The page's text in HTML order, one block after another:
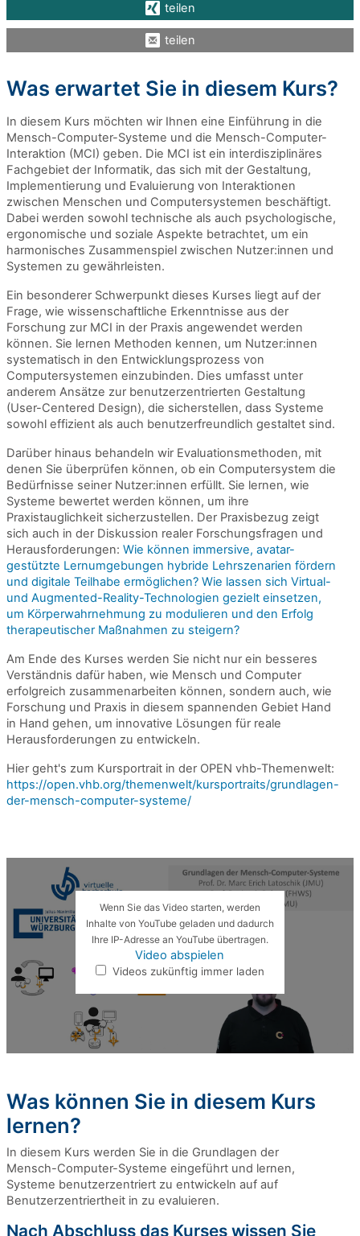
teilen
teilen
Was erwartet Sie in diesem Kurs?
In diesem Kurs möchten wir Ihnen eine Einführung in die
Mensch-Computer-Systeme und die Mensch-Computer-
Interaktion (MCI) geben. Die MCI ist ein interdisziplinäres
Fachgebiet der Informatik, das sich mit der Gestaltung,
Implementierung und Evaluierung von Interaktionen
zwischen Menschen und Computersystemen beschäftigt.
Dabei werden sowohl technische als auch psychologische,
ergonomische und soziale Aspekte betrachtet, um ein
harmonisches Zusammenspiel zwischen Nutzer:innen und
Systemen zu gewährleisten.
Ein besonderer Schwerpunkt dieses Kurses liegt auf der
Frage, wie wissenschaftliche Erkenntnisse aus der
Forschung zur MCI in der Praxis angewendet werden
können. Sie lernen Methoden kennen, um Nutzer:innen
systematisch in den Entwicklungsprozess von
Computersystemen einzubinden. Dies umfasst unter
anderem Ansätze zur benutzerzentrierten Gestaltung
(User-Centered Design), die sicherstellen, dass Systeme
sowohl effizient als auch benutzerfreundlich gestaltet sind.
Darüber hinaus behandeln wir Evaluationsmethoden, mit
denen Sie überprüfen können, ob ein Computersystem die
Bedürfnisse seiner Nutzer:innen erfüllt. Sie lernen, wie
Systeme bewertet werden können, um ihre
Praxistauglichkeit sicherzustellen. Der Praxisbezug zeigt
sich auch in der Diskussion realer Forschungsfragen und
Herausforderungen: Wie können immersive, avatar-
gestützte Lernumgebungen hybride Lehrszenarien fördern
und digitale Teilhabe ermöglichen? Wie lassen sich Virtual-
und Augmented-Reality-Technologien gezielt einsetzen,
um Körperwahrnehmung zu modulieren und den Erfolg
therapeutischer Maßnahmen zu steigern?
Am Ende des Kurses werden Sie nicht nur ein besseres
Verständnis dafür haben, wie Mensch und Computer
erfolgreich zusammenarbeiten können, sondern auch, wie
Forschung und Praxis in diesem spannenden Gebiet Hand
in Hand gehen, um innovative Lösungen für reale
Herausforderungen zu entwickeln.
Hier geht's zum Kursportrait in der OPEN vhb-Themenwelt:
https://open.vhb.org/themenwelt/kursportraits/grundlagen-
der-mensch-computer-systeme/
Wenn Sie das Video starten, werden
Inhalte von YouTube geladen und dadurch
Ihre IP-Adresse an YouTube übertragen.
Video abspielen
Videos zukünftig immer laden
Was können Sie in diesem Kurs
lernen?
In diesem Kurs werden Sie in die Grundlagen der
Mensch-Computer-Systeme eingeführt und lernen,
Systeme benutzerzentriert zu entwickeln auf auf
Benutzerzentriertheit in zu evaluieren.
Nach Abschluss das Kurses wissen Sie